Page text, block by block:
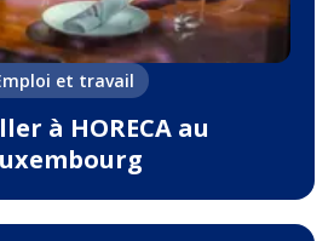
et travail
à HORECA au